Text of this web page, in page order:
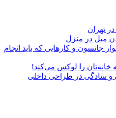
تهران
مبل در منزل
جانسون و کارهایی که باید انجام
و سادگی در طراحی داخلی